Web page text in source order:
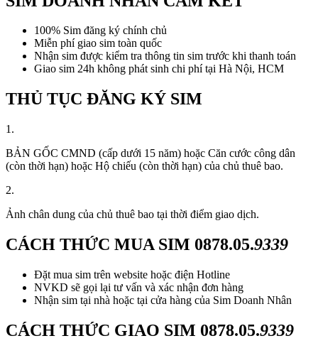
100% Sim đăng ký chính chủ
Miễn phí giao sim toàn quốc
Nhận sim được kiểm tra thông tin sim trước khi thanh toán
Giao sim 24h không phát sinh chi phí tại Hà Nội, HCM
THỦ TỤC ĐĂNG KÝ SIM
1.
BẢN GỐC CMND (cấp dưới 15 năm) hoặc Căn cước công dân
(còn thời hạn) hoặc Hộ chiếu (còn thời hạn) của chủ thuê bao.
2.
Ảnh chân dung của chủ thuê bao tại thời điểm giao dịch.
CÁCH THỨC MUA SIM 0878.05.9339
Đặt mua sim trên website hoặc điện Hotline
NVKD sẽ gọi lại tư vấn và xác nhận đơn hàng
Nhận sim tại nhà hoặc tại cửa hàng của Sim Doanh Nhân
CÁCH THỨC GIAO SIM 0878.05.9339